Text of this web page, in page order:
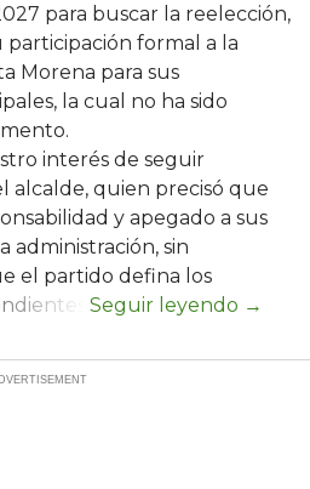
para buscar la reelección,
formal a la
Morena para sus
la cual no ha sido
interés de seguir
alcalde, quien precisó que
y apegado a sus
administración, sin
el partido defina los